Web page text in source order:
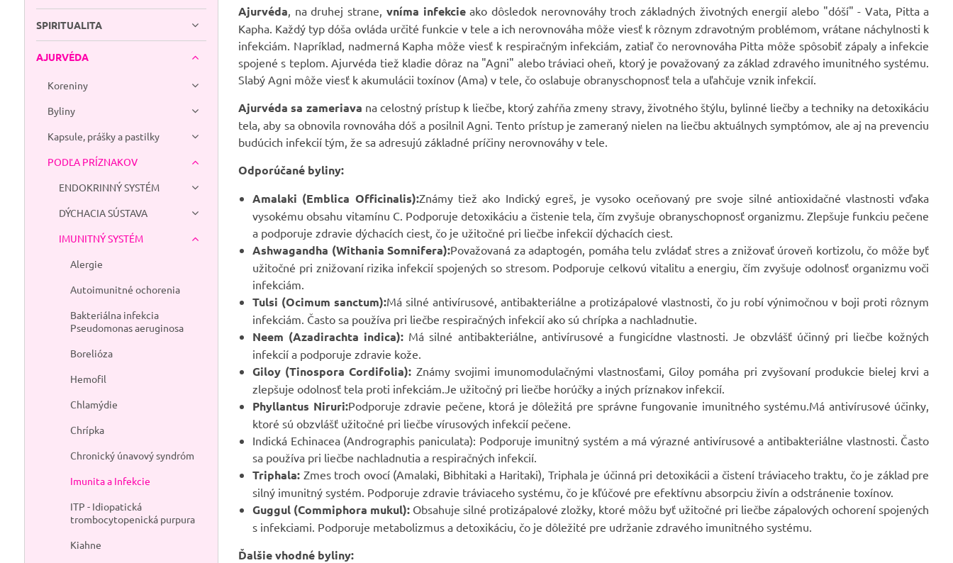
Ajurvéda, na druhej strane, vníma infekcieako dôsledok nerovnováhy troch základných životných energií alebo "dóší" - Vata, Pitta a
Kapha. Každý typ dóša ovláda určité funkcie v tele a ich nerovnováha môže viesť k rôznym zdravotným problémom, vrátane náchylnosti k
infekciám. Napríklad, nadmerná Kapha môže viesť k respiračným infekciám, zatiaľ čo nerovnováha Pitta môže spôsobiť zápaly a infekcie
spojené s teplom. Ajurvéda tiež kladie dôraz na "Agni" alebo tráviaci oheň, ktorý je považovaný za základ zdravého imunitného systému.
Slabý Agni môže viesť k akumulácii toxínov (Ama) v tele, čo oslabuje obranyschopnosť tela a uľahčuje vznik infekcií.
Ajurvéda sa zameriava na celostný prístup k liečbe, ktorý zahŕňa zmeny stravy, životného štýlu, bylinné liečby a techniky na detoxikáciu
tela, aby sa obnovila rovnováha dóš a posilnil Agni. Tento prístup je zameraný nielen na liečbu aktuálnych symptómov, ale aj na prevenciu
budúcich infekcií tým, že sa adresujú základné príčiny nerovnováhy v tele.
Odporúčané byliny:
Amalaki (Emblica Officinalis):Známy tiež ako Indický egreš, je vysoko oceňovaný pre svoje silné antioxidačné vlastnosti vďaka
vysokému obsahu vitamínu C. Podporuje detoxikáciu a čistenie tela, čím zvyšuje obranyschopnosť organizmu. Zlepšuje funkciu pečene
a podporuje zdravie dýchacích ciest, čo je užitočné pri liečbe infekcií dýchacích ciest.
Ashwagandha (Withania Somnifera):Považovaná za adaptogén, pomáha telu zvládať stres a znižovať úroveň kortizolu, čo môže byť
užitočné pri znižovaní rizika infekcií spojených so stresom. Podporuje celkovú vitalitu a energiu, čím zvyšuje odolnosť organizmu voči
infekciám.
Tulsi (Ocimum sanctum):Má silné antivírusové, antibakteriálne a protizápalové vlastnosti, čo ju robí výnimočnou v boji proti rôznym
infekciám. Často sa používa pri liečbe respiračných infekcií ako sú chrípka a nachladnutie.
Neem (Azadirachta indica): Má silné antibakteriálne, antivírusové a fungicídne vlastnosti. Je obzvlášť účinný pri liečbe kožných
infekcií a podporuje zdravie kože.
Giloy (Tinospora Cordifolia): Známy svojimi imunomodulačnými vlastnosťami, Giloy pomáha pri zvyšovaní produkcie bielej krvi a
zlepšuje odolnosť tela proti infekciám.Je užitočný pri liečbe horúčky a iných príznakov infekcií.
Phyllantus Niruri:Podporuje zdravie pečene, ktorá je dôležitá pre správne fungovanie imunitného systému.Má antivírusové účinky,
ktoré sú obzvlášť užitočné pri liečbe vírusových infekcií pečene.
Indická Echinacea (Andrographis paniculata): Podporuje imunitný systém a má výrazné antivírusové a antibakteriálne vlastnosti. Často
sa používa pri liečbe nachladnutia a respiračných infekcií.
Triphala: Zmes troch ovocí (Amalaki, Bibhitaki a Haritaki), Triphala je účinná pri detoxikácii a čistení tráviaceho traktu, čo je základ pre
silný imunitný systém. Podporuje zdravie tráviaceho systému, čo je kľúčové pre efektívnu absorpciu živín a odstránenie toxínov.
Guggul (Commiphora mukul): Obsahuje silné protizápalové zložky, ktoré môžu byť užitočné pri liečbe zápalových ochorení spojených
s infekciami. Podporuje metabolizmus a detoxikáciu, čo je dôležité pre udržanie zdravého imunitného systému.
Ďalšie vhodné byliny:
SPIRITUALITA
AJURVÉDA
Koreniny
Byliny
Kapsule, prášky a pastilky
PODĽA PRÍZNAKOV
ENDOKRINNÝ SYSTÉM
DÝCHACIA SÚSTAVA
IMUNITNÝ SYSTÉM
Alergie
Autoimunitné ochorenia
Bakteriálna infekcia
Pseudomonas aeruginosa
Borelióza
Hemofil
Chlamýdie
Chrípka
Chronický únavový syndróm
Imunita a Infekcie
ITP - Idiopatická
trombocytopenická purpura
Kiahne